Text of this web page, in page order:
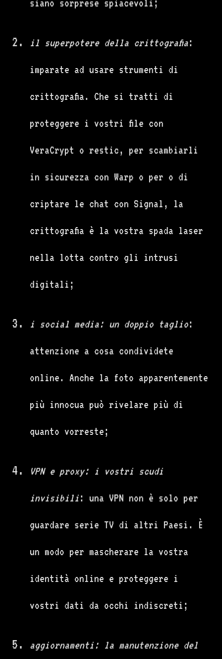
siano sorprese spiacevoli;
il superpotere della crittografia:
imparate ad usare strumenti di
crittografia. Che si tratti di
proteggere i vostri file con
VeraCrypt o restic, per scambiarli
in sicurezza con Warp o per o di
criptare le chat con Signal, la
crittografia è la vostra spada laser
nella lotta contro gli intrusi
digitali;
i social media: un doppio taglio:
attenzione a cosa condividete
online. Anche la foto apparentemente
più innocua può rivelare più di
quanto vorreste;
VPN e proxy: i vostri scudi
invisibili: una VPN non è solo per
guardare serie TV di altri Paesi. È
un modo per mascherare la vostra
identità online e proteggere i
vostri dati da occhi indiscreti;
aggiornamenti: la manutenzione del